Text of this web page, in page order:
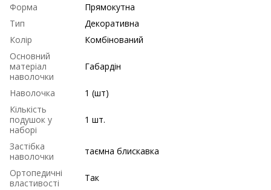
Форма
Прямокутна
Тип
Декоративна
Колір
Комбінований
Основний
матеріал
наволочки
Габардін
Наволочка
1 (шт)
Кількість
подушок у
наборі
1 шт.
Застібка
наволочки
таємна блискавка
Ортопедичні
властивості
Так